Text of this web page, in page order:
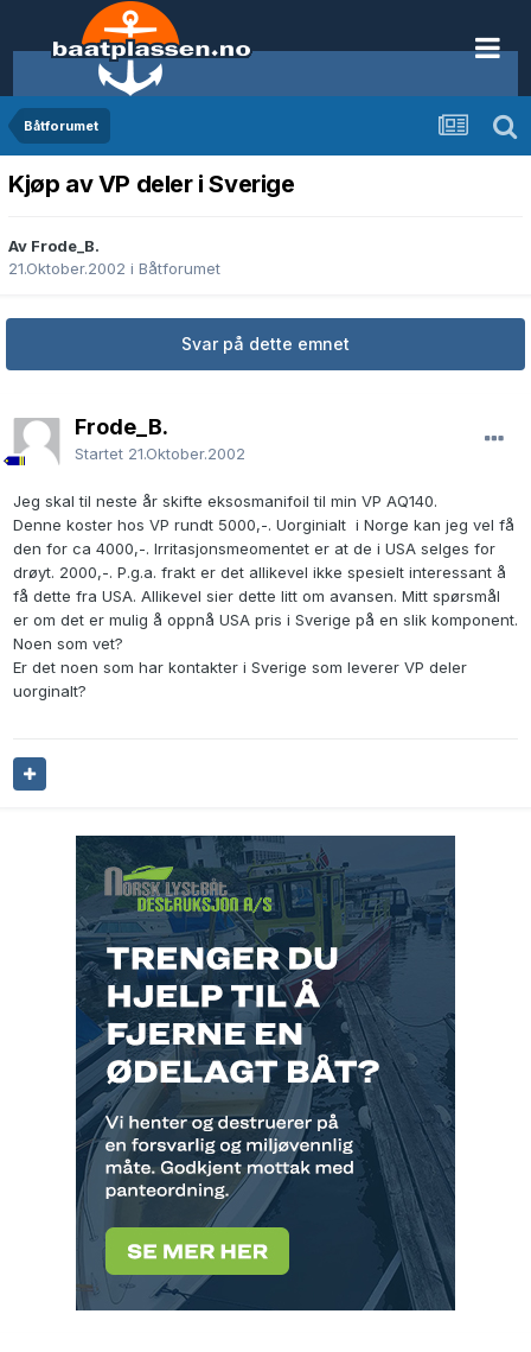
Båtforumet
Kjøp av VP deler i Sverige
Av Frode_B.
21.Oktober.2002 i Båtforumet
Svar på dette emnet
Frode_B.
Startet 21.Oktober.2002
Jeg skal til neste år skifte eksosmanifoil til min VP AQ140.
Denne koster hos VP rundt 5000,-. Uorginialt i Norge kan jeg vel få
den for ca 4000,-. Irritasjonsmeomentet er at de i USA selges for
drøyt. 2000,-. P.g.a. frakt er det allikevel ikke spesielt interessant å
få dette fra USA. Allikevel sier dette litt om avansen. Mitt spørsmål
er om det er mulig å oppnå USA pris i Sverige på en slik komponent.
Noen som vet?
Er det noen som har kontakter i Sverige som leverer VP deler
uorginalt?